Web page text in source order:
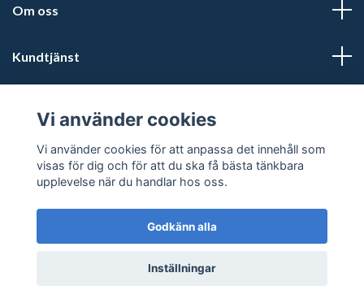
Om oss
Kundtjänst
Sociala medier
© 2026 Kalmars TravshopPowered by Quickbutik
Vi använder cookies
Vi använder cookies för att anpassa det innehåll som
visas för dig och för att du ska få bästa tänkbara
upplevelse när du handlar hos oss.
Godkänn alla
Inställningar